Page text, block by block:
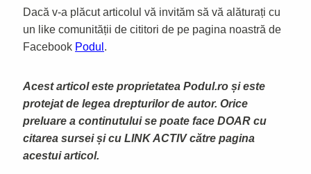
Dacă v-a plăcut articolul vă invităm să vă alăturați cu
un like comunității de cititori de pe pagina noastră de
Facebook Podul .
Acest articol este proprietatea Podul.ro și este
protejat de legea drepturilor de autor. Orice
preluare a continutului se poate face DOAR cu
citarea sursei și cu LINK ACTIV către pagina
acestui articol.